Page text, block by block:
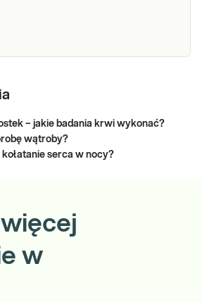
– jakie badania krwi wykonać?
wątroby?
serca w nocy?
w